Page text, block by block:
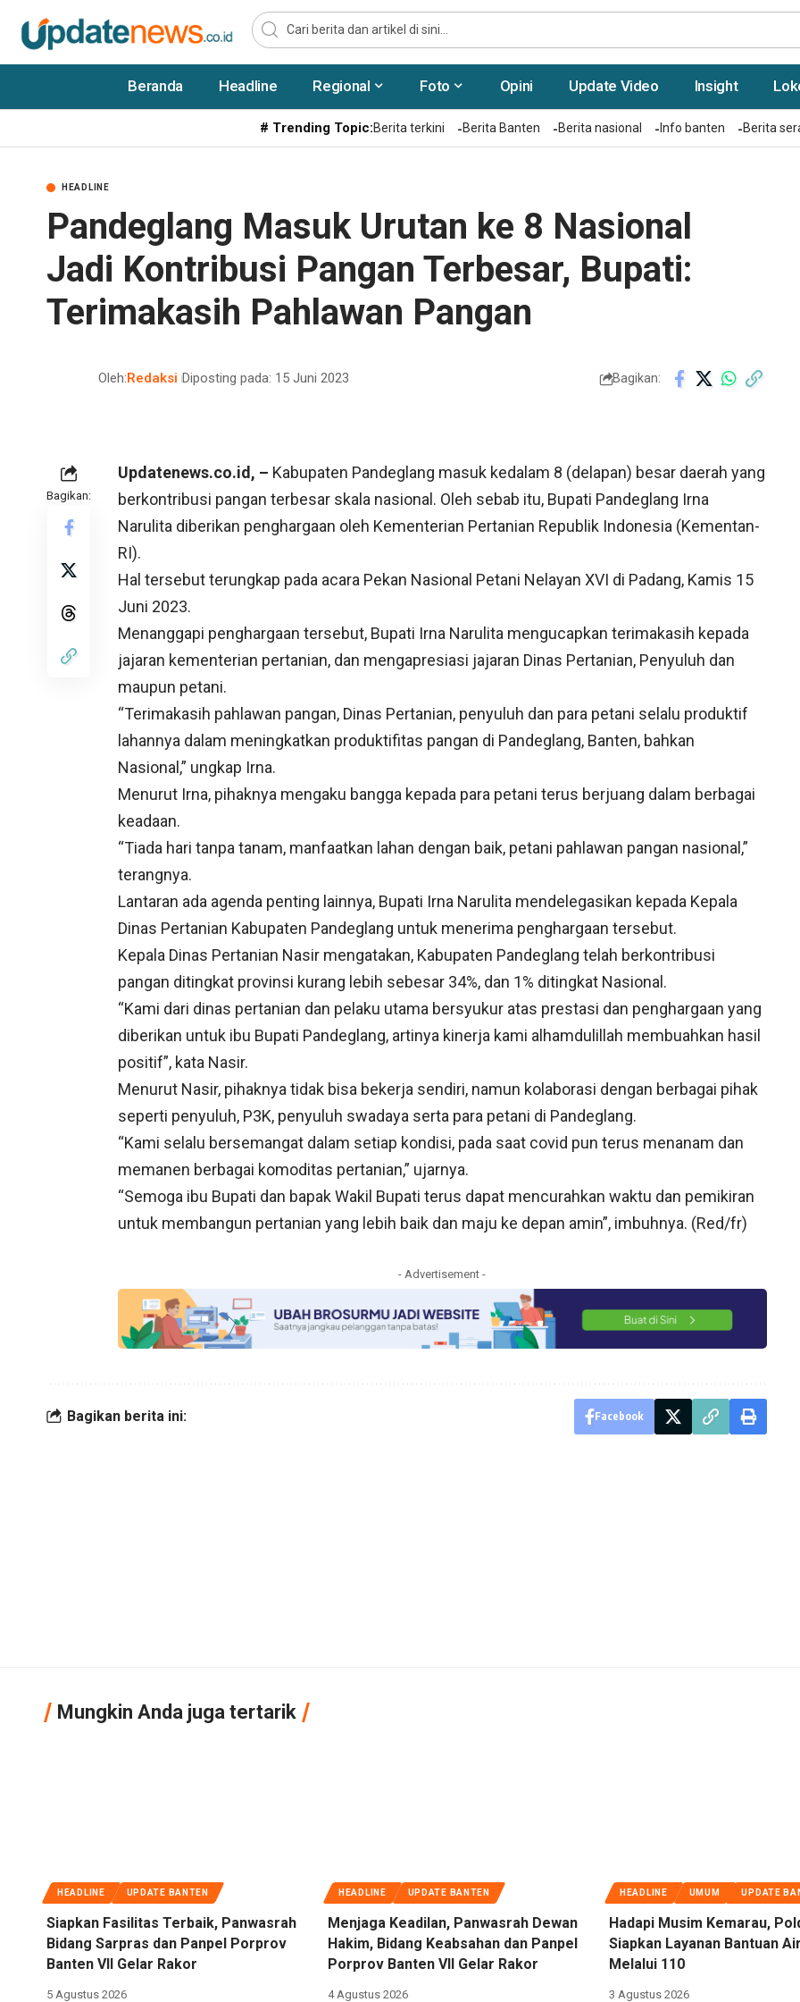
Beranda Headline Regional Foto Opini Update Video Insight
# Trending Topic:Berita terkini Berita Banten Berita nasional Info banten Berita
HEADLINE
Pandeglang Masuk Urutan ke 8 Nasional
Jadi Kontribusi Pangan Terbesar, Bupati:
Terimakasih Pahlawan Pangan
Oleh: Redaksi Diposting pada: 15 Juni 2023 Bagikan:
Bagikan:
Updatenews.co.id, – Kabupaten Pandeglang masuk kedalam 8 (delapan) besar daerah yang
berkontribusi pangan terbesar skala nasional. Oleh sebab itu, Bupati Pandeglang Irna
Narulita diberikan penghargaan oleh Kementerian Pertanian Republik Indonesia (Kementan-
RI).
Hal tersebut terungkap pada acara Pekan Nasional Petani Nelayan XVI di Padang, Kamis 15
Juni 2023.
Menanggapi penghargaan tersebut, Bupati Irna Narulita mengucapkan terimakasih kepada
jajaran kementerian pertanian, dan mengapresiasi jajaran Dinas Pertanian, Penyuluh dan
maupun petani.
“Terimakasih pahlawan pangan, Dinas Pertanian, penyuluh dan para petani selalu produktif
lahannya dalam meningkatkan produktifitas pangan di Pandeglang, Banten, bahkan
Nasional,” ungkap Irna.
Menurut Irna, pihaknya mengaku bangga kepada para petani terus berjuang dalam berbagai
keadaan.
“Tiada hari tanpa tanam, manfaatkan lahan dengan baik, petani pahlawan pangan nasional,”
terangnya.
Lantaran ada agenda penting lainnya, Bupati Irna Narulita mendelegasikan kepada Kepala
Dinas Pertanian Kabupaten Pandeglang untuk menerima penghargaan tersebut.
Kepala Dinas Pertanian Nasir mengatakan, Kabupaten Pandeglang telah berkontribusi
pangan ditingkat provinsi kurang lebih sebesar 34%, dan 1% ditingkat Nasional.
“Kami dari dinas pertanian dan pelaku utama bersyukur atas prestasi dan penghargaan yang
diberikan untuk ibu Bupati Pandeglang, artinya kinerja kami alhamdulillah membuahkan hasil
positif”, kata Nasir.
Menurut Nasir, pihaknya tidak bisa bekerja sendiri, namun kolaborasi dengan berbagai pihak
seperti penyuluh, P3K, penyuluh swadaya serta para petani di Pandeglang.
“Kami selalu bersemangat dalam setiap kondisi, pada saat covid pun terus menanam dan
memanen berbagai komoditas pertanian,” ujarnya.
“Semoga ibu Bupati dan bapak Wakil Bupati terus dapat mencurahkan waktu dan pemikiran
untuk membangun pertanian yang lebih baik dan maju ke depan amin”, imbuhnya. (Red/fr)
- Advertisement -
Bagikan berita ini: Facebook
Mungkin Anda juga tertarik
HEADLINE UPDATE BANTEN
Siapkan Fasilitas Terbaik, Panwasrah
Bidang Sarpras dan Panpel Porprov
Banten VII Gelar Rakor
5 Agustus 2026
HEADLINE UPDATE BANTEN
Menjaga Keadilan, Panwasrah Dewan
Hakim, Bidang Keabsahan dan Panpel
Porprov Banten VII Gelar Rakor
4 Agustus 2026
HEADLINE UMUM UPDATE
Hadapi Musim Kemarau,
Siapkan Layanan Bantuan
Melalui 110
3 Agustus 2026